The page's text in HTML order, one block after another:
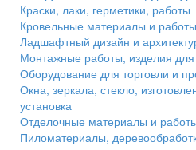
Краски, лаки, герметики, работы
Кровельные материалы и работы
Ладшафтный дизайн и
Монтажные работы, изделия
Оборудование для торговли и
Окна, зеркала, стекло,
установка
Отделочные материалы и
Пиломатериалы,